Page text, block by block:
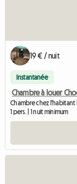
19 € / nuit
Instantanée
Chambre à louer
Chambre chez l'habitant
1 pers. | 1 nuit minimum